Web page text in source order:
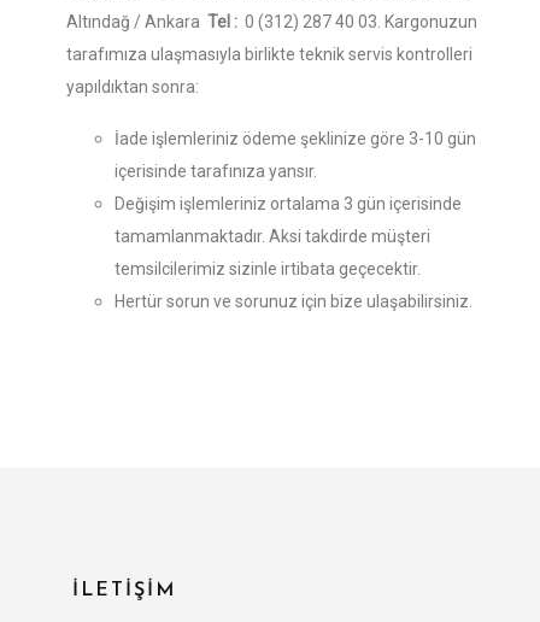
Altındağ / Ankara Tel : 0 (312) 287 40 03. Kargonuzun
tarafımıza ulaşmasıyla birlikte teknik servis kontrolleri
yapıldıktan sonra:
İade işlemleriniz ödeme şeklinize göre 3-10 gün
içerisinde tarafınıza yansır.
Değişim işlemleriniz ortalama 3 gün içerisinde
tamamlanmaktadır. Aksi takdirde müşteri
temsilcilerimiz sizinle irtibata geçecektir.
Hertür sorun ve sorunuz için bize ulaşabilirsiniz.
İLETİŞİM